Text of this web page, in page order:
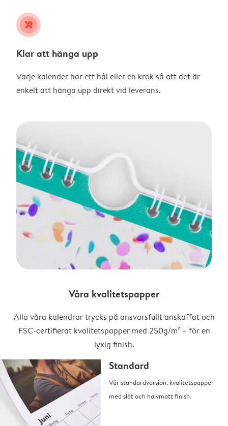
tools
Klar att hänga upp
Varje kalender har ett hål eller en krok så att det är
enkelt att hänga upp direkt vid leverans.
Våra kvalitetspapper
Alla våra kalendrar trycks på ansvarsfullt anskaffat och
FSC-certifierat kvalitetspapper med 250g/m² – för en
lyxig finish.
Standard
Vår standardversion: kvalitetspapper
med slät och halvmatt finish.